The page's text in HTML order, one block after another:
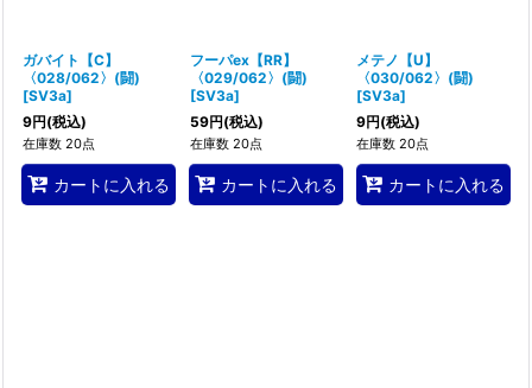
ガバイト【C】
〈028/062〉(闘)
[SV3a]
9円(税込)
在庫数 20点
カートに入れる
フーパex【RR】
〈029/062〉(闘)
[SV3a]
59円(税込)
在庫数 20点
カートに入れる
メテノ【U】
〈030/062〉(闘)
[SV3a]
9円(税込)
在庫数 20点
カートに入れる